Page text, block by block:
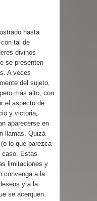
hasta
tal de
divinos
se presenten
A veces
del sujeto,
más alto, con
el aspecto de
y victoria,
aparecerse en
llamas. Quizá
lo que parezca
caso. Estas
limitaciones y
convenga a la
y a la
se acerquen.